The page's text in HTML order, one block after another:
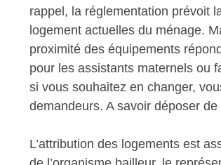
rappel, la réglementation prévoit
logement actuelles du ménage.
proximité des équipements
pour les assistants maternels ou
si vous souhaitez en changer,
demandeurs. A savoir déposer
L’attribution des logements est